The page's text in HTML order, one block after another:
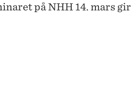
på NHH 14. mars gir